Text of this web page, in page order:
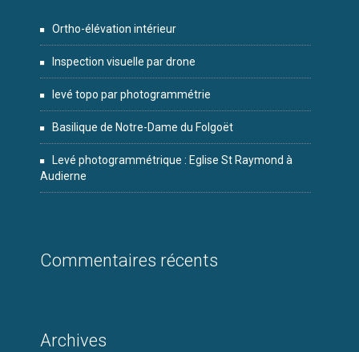
Ortho-élévation intérieur
Inspection visuelle par drone
levé topo par photogrammétrie
Basilique de Notre-Dame du Folgoët
Levé photogrammétrique : Eglise St Raymond à
Audierne
Commentaires récents
Archives